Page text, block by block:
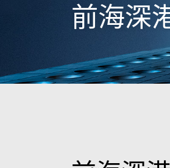
前海深